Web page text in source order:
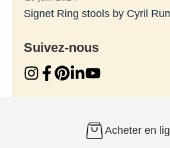
Signet Ring stools by Cyril
Suivez-nous
Acheter en